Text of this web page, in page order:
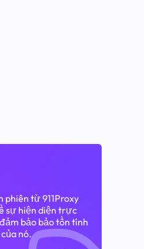
phiên từ 911Proxy
sự hiện diện trực
bảo bảo tồn tính
nó.